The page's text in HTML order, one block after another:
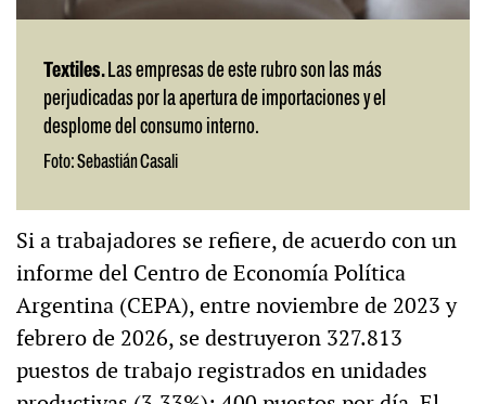
Textiles. Las empresas de este rubro son las más
perjudicadas por la apertura de importaciones y el
desplome del consumo interno.
Foto: Sebastián Casali
Si a trabajadores se refiere, de acuerdo con un
informe del Centro de Economía Política
Argentina (CEPA), entre noviembre de 2023 y
febrero de 2026, se destruyeron 327.813
puestos de trabajo registrados en unidades